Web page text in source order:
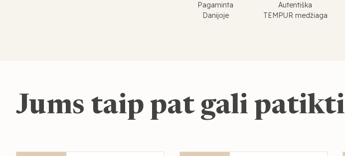
Pagaminta
Danijoje
Autentiška
TEMPUR medžiaga
Jums taip pat gali patikti